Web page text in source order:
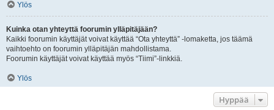
Ylös
Kuinka otan yhteyttä foorumin ylläpitäjään?
Kaikki foorumin käyttäjät voivat käyttää “Ota yhteyttä” -lomaketta, jos täämä
vaihtoehto on foorumin ylläpitäjän mahdollistama.
Foorumin käyttäjät voivat käyttää myös “Tiimi”-linkkiä.
Ylös
Hyppää